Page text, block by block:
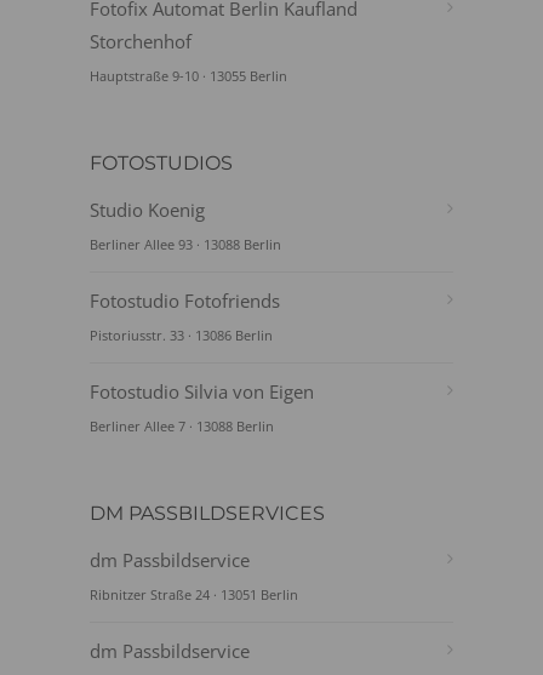
Fotofix Automat Berlin Kaufland
Storchenhof
Hauptstraße 9-10 · 13055 Berlin
FOTOSTUDIOS
Studio Koenig
Berliner Allee 93 · 13088 Berlin
Fotostudio Fotofriends
Pistoriusstr. 33 · 13086 Berlin
Fotostudio Silvia von Eigen
Berliner Allee 7 · 13088 Berlin
DM PASSBILDSERVICES
dm Passbildservice
Ribnitzer Straße 24 · 13051 Berlin
dm Passbildservice